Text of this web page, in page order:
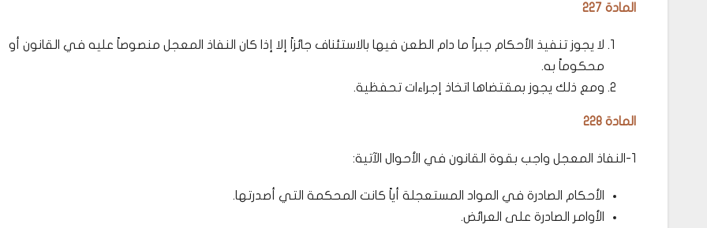
المادة 227
لا يجوز تنفيذ الأحكام جبراً ما دام الطعن فيها بالاستئناف جائزاً إلا إذا كان النفاذ المعجل منصوصاً عليه في القانون أو
محكوماً به.
ومع ذلك يجوز بمقتضاها اتخاذ إجراءات تحفظية.
المادة 228
1-النفاذ المعجل واجب بقوة القانون في الأحوال الآتية:
الأحكام الصادرة في المواد المستعجلة أياً كانت المحكمة التي أصدرتها.
الأوامر الصادرة على العرائض.